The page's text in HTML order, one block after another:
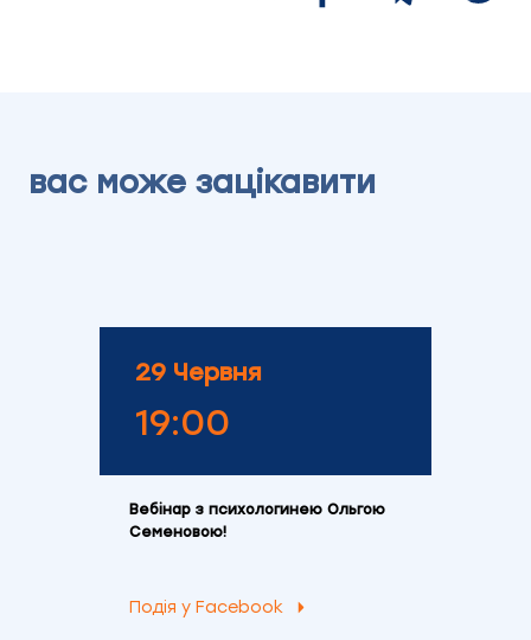
вас може зацікавити
29 Червня
19:00
Вебінар з психологинею Ольгою
Семеновою!
Подія у Facebook